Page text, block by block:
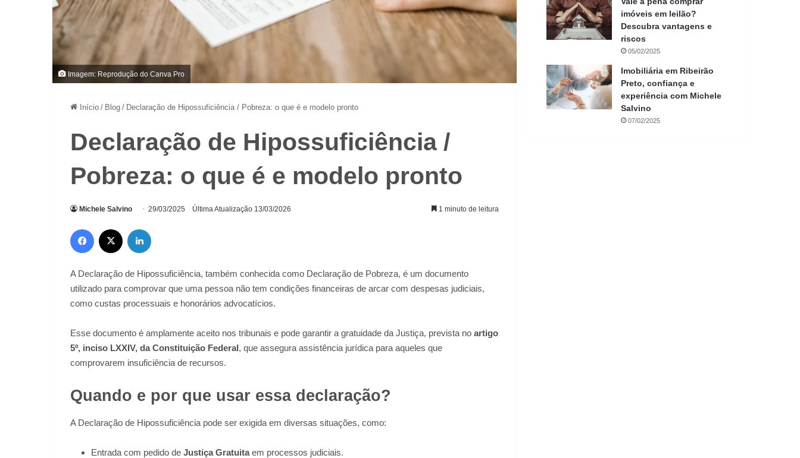
Imagem: Reprodução do Canva Pro
Início / Blog / Declaração de Hipossuficiência / Pobreza: o que é e modelo pronto
Declaração de Hipossuficiência /
Pobreza: o que é e modelo pronto
Michele Salvino 29/03/2025 Última Atualização 13/03/2026 1 minuto de leitura
Facebook
A Declaração de Hipossuficiência, também conhecida como Declaração de Pobreza, é um documento
utilizado para comprovar que uma pessoa não tem condições financeiras de arcar com despesas judiciais,
como custas processuais e honorários advocatícios.
Esse documento é amplamente aceito nos tribunais e pode garantir a gratuidade da Justiça, prevista no artigo
5º, inciso LXXIV, da Constituição Federal, que assegura assistência jurídica para aqueles que
comprovarem insuficiência de recursos.
Quando e por que usar essa declaração?
A Declaração de Hipossuficiência pode ser exigida em diversas situações, como:
Entrada com pedido de Justiça Gratuitaem processos judiciais.
imóveis em leilão?
Descubra vantagens e
riscos
05/02/2025
Imobiliária em Ribeirão
Preto, confiança e
experiência com Michele
Salvino
07/02/2025